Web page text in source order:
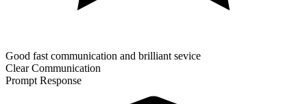
Good fast communication and brilliant sevice
Clear Communication
Prompt Response